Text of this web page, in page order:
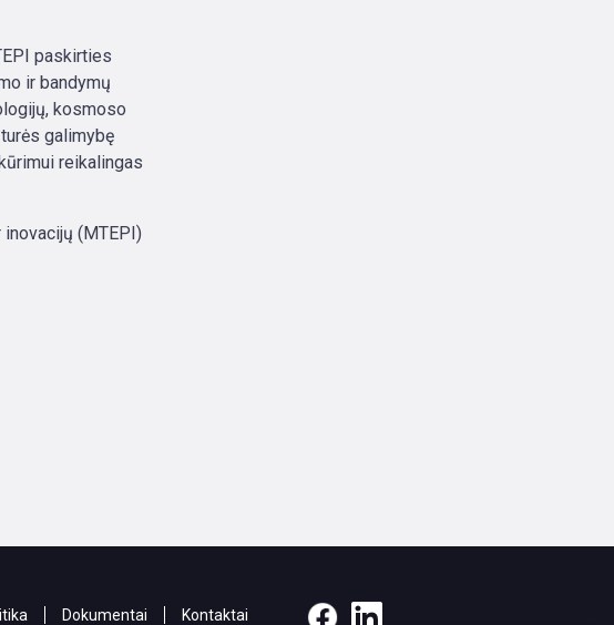
paskirties
ir bandymų
kosmoso
galimybę
reikalingas
(MTEPI)
Dokumentai Kontaktai